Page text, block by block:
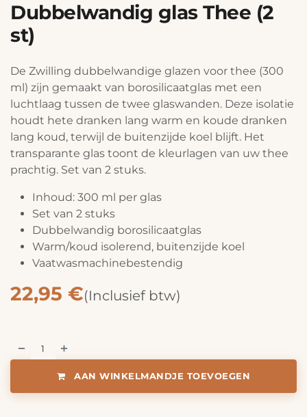
Dubbelwandig glas Thee (2
st)
De Zwilling dubbelwandige glazen voor thee (300
ml) zijn gemaakt van borosilicaatglas met een
luchtlaag tussen de twee glaswanden. Deze isolatie
houdt hete dranken lang warm en koude dranken
lang koud, terwijl de buitenzijde koel blijft. Het
transparante glas toont de kleurlagen van uw thee
prachtig. Set van 2 stuks.
Inhoud: 300 ml per glas
Set van 2 stuks
Dubbelwandig borosilicaatglas
Warm/koud isolerend, buitenzijde koel
Vaatwasmachinebestendig
22,95 €(Inclusief btw)
AAN WINKELMANDJE TOEVOEGEN